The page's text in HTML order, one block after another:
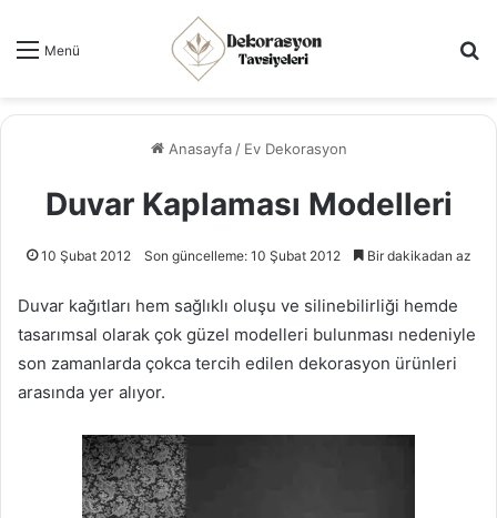
Menü
Anasayfa / Ev Dekorasyon
Duvar Kaplaması Modelleri
10 Şubat 2012 Son güncelleme: 10 Şubat 2012 Bir dakikadan az
Duvar kağıtları hem sağlıklı oluşu ve silinebilirliği hemde
tasarımsal olarak çok güzel modelleri bulunması nedeniyle
son zamanlarda çokca tercih edilen dekorasyon ürünleri
arasında yer alıyor.